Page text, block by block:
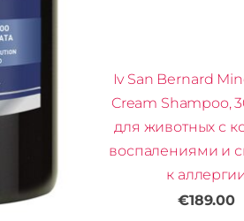
Iv San Bernard
Cream Shampoo,
для животных с
воспалениями и
к
€189.00